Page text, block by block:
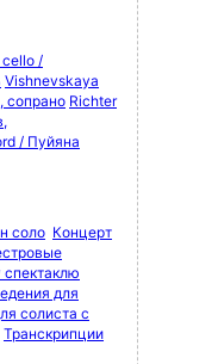
cello /
Vishnevskaya
сопрано Richter
/ Пуйяна
соло Концерт
для
солиста с
Транскрипции